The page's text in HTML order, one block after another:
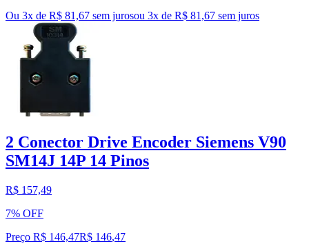
Ou 3x de R$ 81,67 sem jurosou 3x de R$ 81,67 sem juros
2 Conector Drive Encoder Siemens V90
SM14J 14P 14 Pinos
R$ 157,49
7% OFF
Preço R$ 146,47R$ 146,47